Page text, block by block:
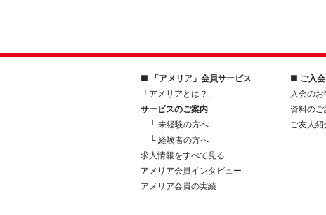
■ 「アメリア」会員サービス
「アメリアとは？」
サービスのご案内
└ 未経験の方へ
└ 経験者の方へ
求人情報をすべて見る
アメリア会員インタビュー
アメリア会員の実績
■ ご入会
入会の
資料のご
ご友人紹